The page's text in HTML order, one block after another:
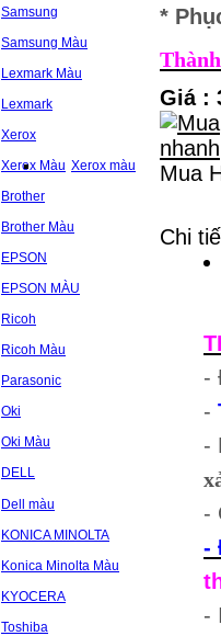
Samsung
Samsung Màu
Lexmark Màu
Lexmark
Xerox
Xerox Màu Xerox màu
Brother
Brother Màu
EPSON
EPSON MÀU
Ricoh
Ricoh Màu
Parasonic
Oki
Oki Màu
DELL
Dell màu
KONICA MINOLTA
Konica Minolta Màu
KYOCERA
Toshiba
*
Giá :
Mua
Chi
-
-
-
-
-
-